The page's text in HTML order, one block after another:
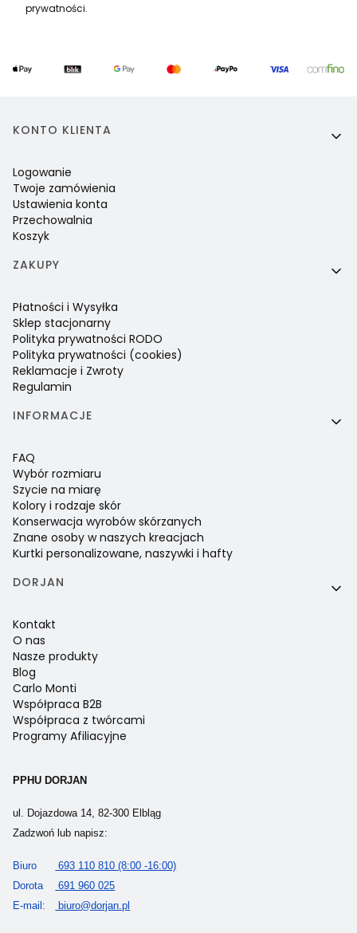
prywatności.
Linki w stopce
KONTO KLIENTA
Logowanie
Twoje zamówienia
Ustawienia konta
Przechowalnia
Koszyk
ZAKUPY
Płatności i Wysyłka
Sklep stacjonarny
Polityka prywatności RODO
Polityka prywatności (cookies)
Reklamacje i Zwroty
Regulamin
INFORMACJE
FAQ
Wybór rozmiaru
Szycie na miarę
Kolory i rodzaje skór
Konserwacja wyrobów skórzanych
Znane osoby w naszych kreacjach
Kurtki personalizowane, naszywki i hafty
DORJAN
Kontakt
O nas
Nasze produkty
Blog
Carlo Monti
Współpraca B2B
Współpraca z twórcami
Programy Afiliacyjne
PPHU DORJAN
ul. Dojazdowa 14, 82-300 Elbląg
Zadzwoń lub napisz:
Biuro
693 110 810 (8:00 -16:00)
Dorota
691 960 025
E-mail:
biuro@dorjan.pl